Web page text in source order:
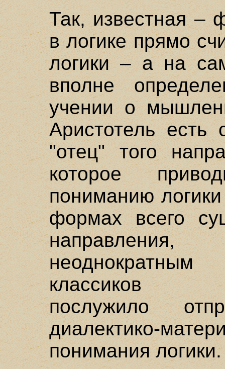
Так, известная –
в логике прямо
логики – а на
вполне
учении о
Аристотель
"отец" того
которое
пониманию
формах всего
направления,
классиков
послужило
диалектико-
понимания логики.